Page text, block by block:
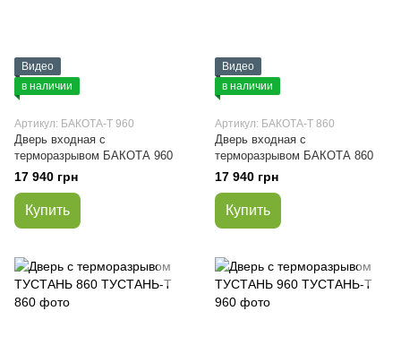
Видео
в наличии
Артикул: БАКОТА-Т 960
Дверь входная с
терморазрывом БАКОТА 960
17 940 грн
Купить
Видео
в наличии
Артикул: БАКОТА-Т 860
Дверь входная с
терморазрывом БАКОТА 860
17 940 грн
Купить